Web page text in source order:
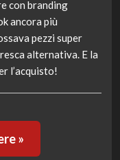
con branding
ancora più
pezzi super
alternativa. E la
l’acquisto!
»